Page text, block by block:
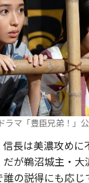
ラマ「豊臣兄弟！」
長は美濃攻めに
が鵜沼城主・
の説得にも応じ